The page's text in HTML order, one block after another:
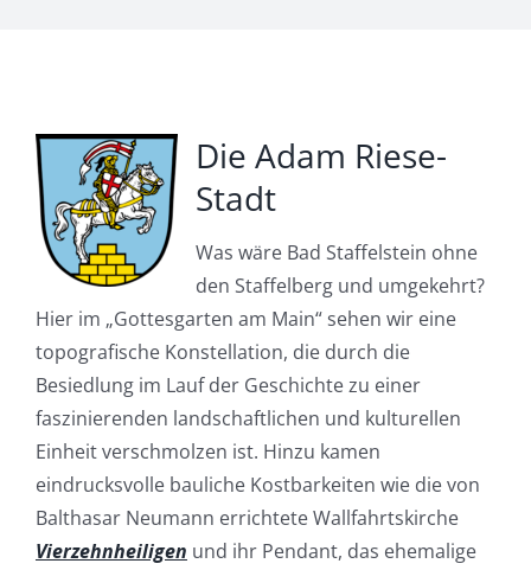
Die Adam Riese-
Stadt
Was wäre Bad Staffelstein ohne
den Staffelberg und umgekehrt?
Hier im „Gottesgarten am Main“ sehen wir eine
topografische Konstellation, die durch die
Besiedlung im Lauf der Geschichte zu einer
faszinierenden landschaftlichen und kulturellen
Einheit verschmolzen ist. Hinzu kamen
eindrucksvolle bauliche Kostbarkeiten wie die von
Balthasar Neumann errichtete Wallfahrtskirche
Vierzehnheiligen und ihr Pendant, das ehemalige